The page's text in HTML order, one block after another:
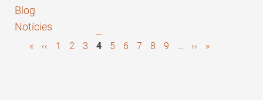
Blog
Notícies
Pagination
First
«
Previous
‹‹ Page
1 Page
2 Page
3
Pàgina
4 Page
5 Page
6 Page
7 Page
8 Page
9
Next
››
Last
»